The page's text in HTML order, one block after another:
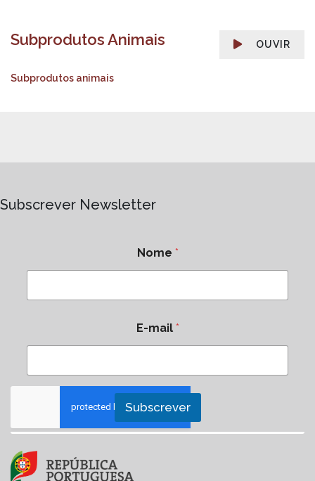
OUVIR
Subprodutos Animais
Subprodutos animais
Subscrever Newsletter
Nome *
E-mail *
Subscrever